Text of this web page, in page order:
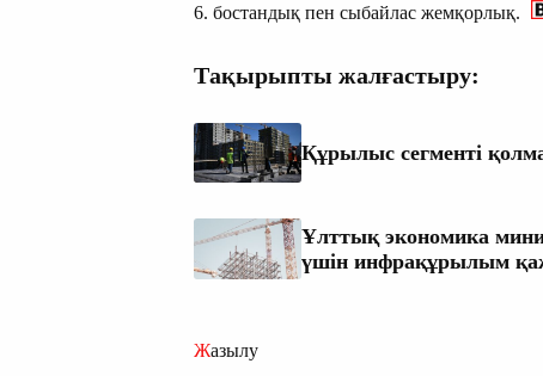
6. бостандық пен сыбайлас жемқорлық.
Тақырыпты жалғастыру:
Құрылыс сегменті
Ұлттық экономика
үшін инфрақұрылым
Жазылу